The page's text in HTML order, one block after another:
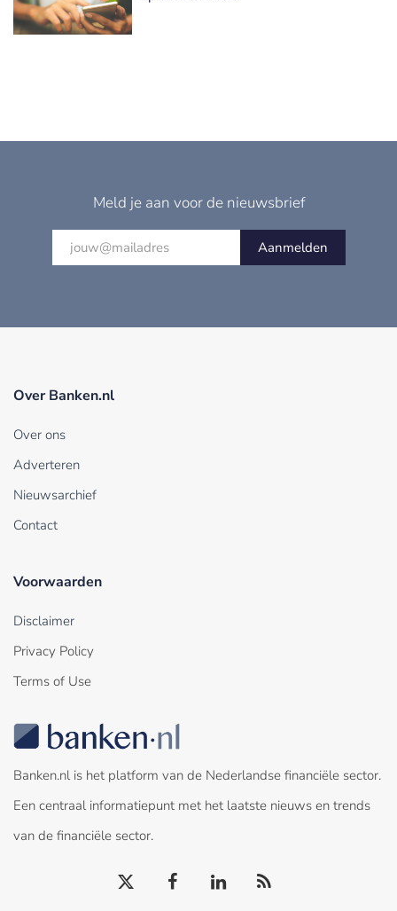
Meld je aan voor de nieuwsbrief
Aanmelden
Over Banken.nl
Over ons
Adverteren
Nieuwsarchief
Contact
Voorwaarden
Disclaimer
Privacy Policy
Terms of Use
Banken.nl is het platform van de Nederlandse financiële sector.
Een centraal informatiepunt met het laatste nieuws en trends
van de financiële sector.